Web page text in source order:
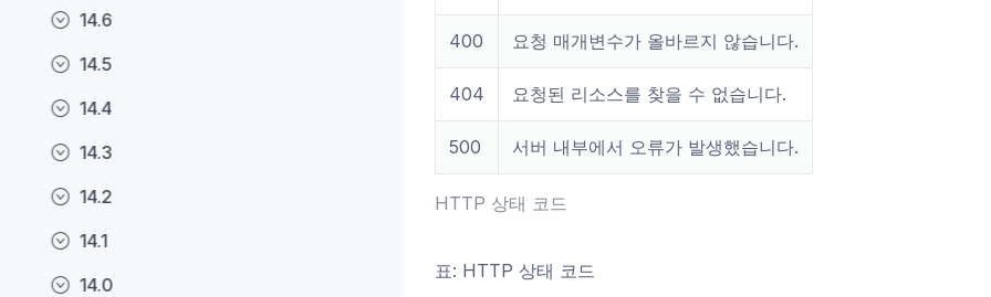
14.6
14.5
14.4
14.3
14.2
14.1
14.0
HTTP 상태 코드
400 요청 매개변수가 올바르지 않습니다.
404 요청된 리소스를 찾을 수 없습니다.
500 서버 내부에서 오류가 발생했습니다.
표: HTTP 상태 코드